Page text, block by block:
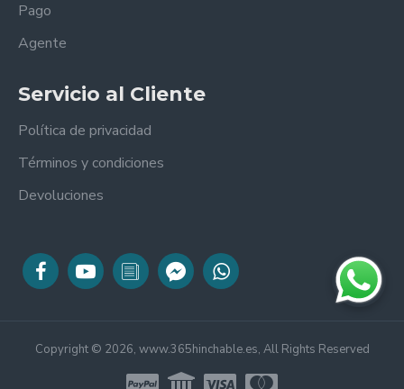
Pago
Agente
Servicio al Cliente
Política de privacidad
Términos y condiciones
Devoluciones
Copyright © 2026, www.365hinchable.es, All Rights Reserved